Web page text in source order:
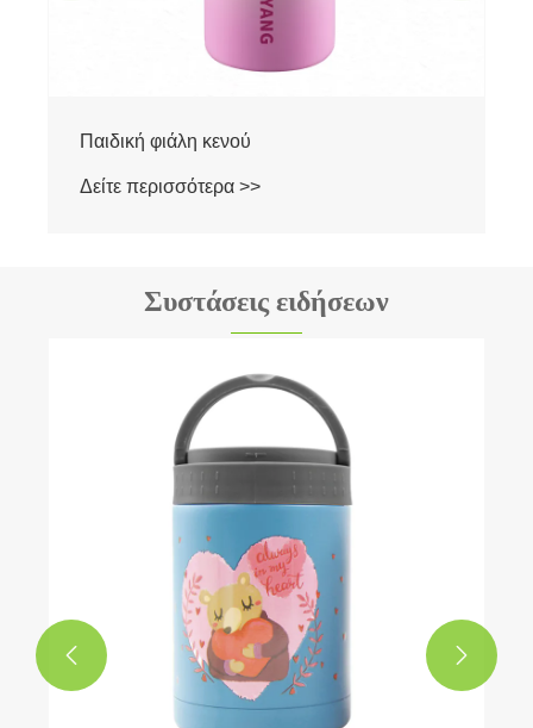
Παιδική φιάλη κενού
Δείτε περισσότερα >>
Συστάσεις ειδήσεων
 